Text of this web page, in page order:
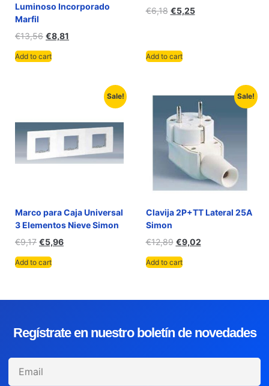
Luminoso Incorporado
Marfil
€13,56 €8,81
Add to cart
€6,18 €5,25
Add to cart
Sale!
Marco para Caja Universal
3 Elementos Nieve Simon
€9,17 €5,96
Add to cart
Sale!
Clavija 2P+TT Lateral 25A
Simon
€12,89 €9,02
Add to cart
Regístrate en nuestro boletín de novedades